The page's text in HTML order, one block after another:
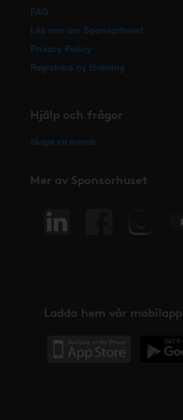
FAQ
Läs mer om Sponsorhuset
Privacy Policy
Registrera ny förening
Hjälp och frågor
Skapa ett ärende
Mer av Sponsorhuset
Ladda hem vår mobilapp